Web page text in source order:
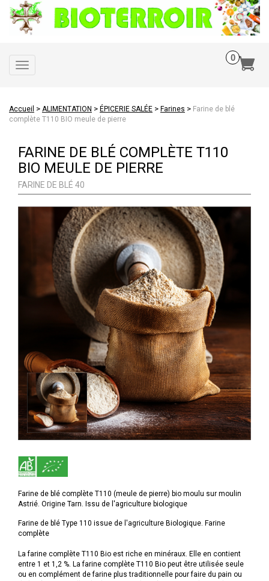
Toggle
navigation
Accueil > ALIMENTATION > ÉPICERIE SALÉE > Farines > Farine de blé
complète T110 BIO meule de pierre
FARINE DE BLÉ COMPLÈTE T110
BIO MEULE DE PIERRE
FARINE DE BLÉ 40
Farine de blé complète T110 (meule de pierre) bio moulu sur moulin
Astrié. Origine Tarn. Issu de l'agriculture biologique
Farine de blé Type 110 issue de l'agriculture Biologique. Farine
complète
La farine complète T110 Bio est riche en minéraux. Elle en contient
entre 1 et 1,2 %. La farine complète T110 Bio peut être utilisée seule
ou en complément de farine plus traditionnelle pour faire du pain ou